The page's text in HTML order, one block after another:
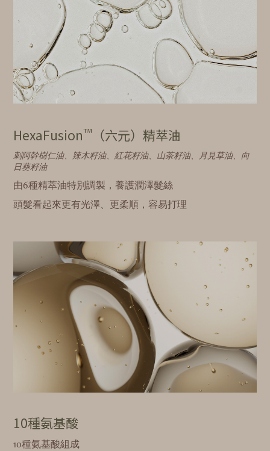
HexaFusion™ （六元）精萃油
刺阿幹樹仁油、辣木籽油、紅花籽油、山茶籽油、月見草油、向
日葵籽油
由6種精萃油特別調製，養護潤澤髮絲
頭髮看起來更有光澤、更柔順，容易打理
10種氨基酸
10種氨基酸組成